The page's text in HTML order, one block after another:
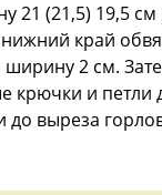
21 (21,5) 19,5
край
2 см.
и петли
выреза